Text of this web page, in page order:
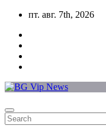
Skip
content
пт. авг. 7th, 2026